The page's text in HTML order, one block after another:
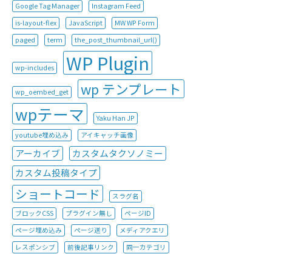
Google Tag Manager
Instagram Feed
is-layout-flex
JavaScript
MW WP Form
paged
term the_post_thumbnail_url()
wp-includes WP Plugin
wp_oembed_get wp テンプレート
wpテーマ
Yaku Han JP
youtube埋め込み
アイキャッチ画像
アーカイブ
カスタムタクソノミー
カスタム投稿タイプ
ショートコード
スラグ名
ブロックCSS
プラグイン無し
ページID
ページ埋め込み
ページ送り
メディアクエリ
レスポンシブ
前後記事リンク 同一カテゴリ